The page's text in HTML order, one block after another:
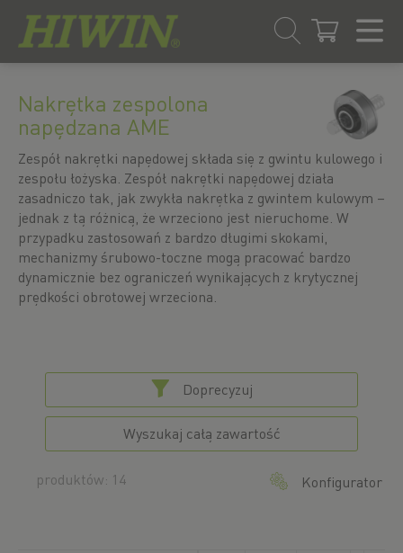
treści
menu
nawigacyjnego
Nakrętka zespolona
napędzana AME
Zespół nakrętki napędowej składa się z gwintu kulowego i
zespołu łożyska. Zespół nakrętki napędowej działa
zasadniczo tak, jak zwykła nakrętka z gwintem kulowym –
jednak z tą różnicą, że wrzeciono jest nieruchome. W
przypadku zastosowań z bardzo długimi skokami,
mechanizmy śrubowo-toczne mogą pracować bardzo
dynamicznie bez ograniczeń wynikających z krytycznej
prędkości obrotowej wrzeciona.
Doprecyzuj
Wyszukaj całą zawartość
produktów: 14 Konfigurator